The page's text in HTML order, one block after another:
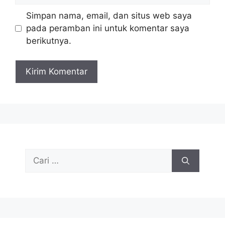
Simpan nama, email, dan situs web saya
pada peramban ini untuk komentar saya
berikutnya.
Cari